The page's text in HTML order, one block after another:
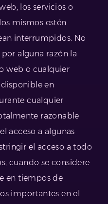
los servicios o
mismos estén
interrumpidos. No
alguna razón la
web o cualquier
disponible en
cualquier
razonable
acceso a algunas
el acceso a todo
cuando se considere
en tiempos de
importantes en el